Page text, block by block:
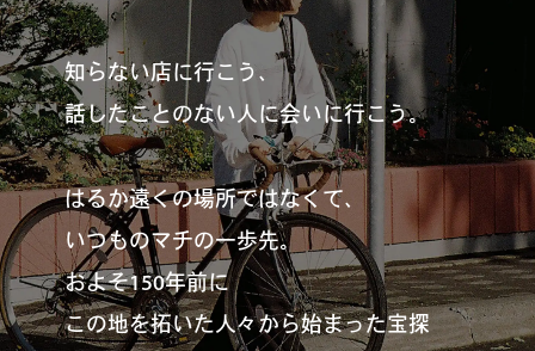
知らない店に行こう、
話したことのない人に会いに行こう。
はるか遠くの場所ではなくて、
いつものマチの一歩先。
およそ150年前に
この地を拓いた人々から始まった宝探